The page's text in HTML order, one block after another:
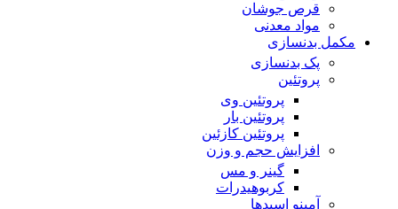
قرص جوشان
مواد معدنی
مکمل بدنسازی
پک بدنسازی
پروتئین
پروتئین وی
پروتئین بار
پروتئین کازئین
افزایش حجم و وزن
گینر و مس
کربوهیدرات
آمینو اسیدها